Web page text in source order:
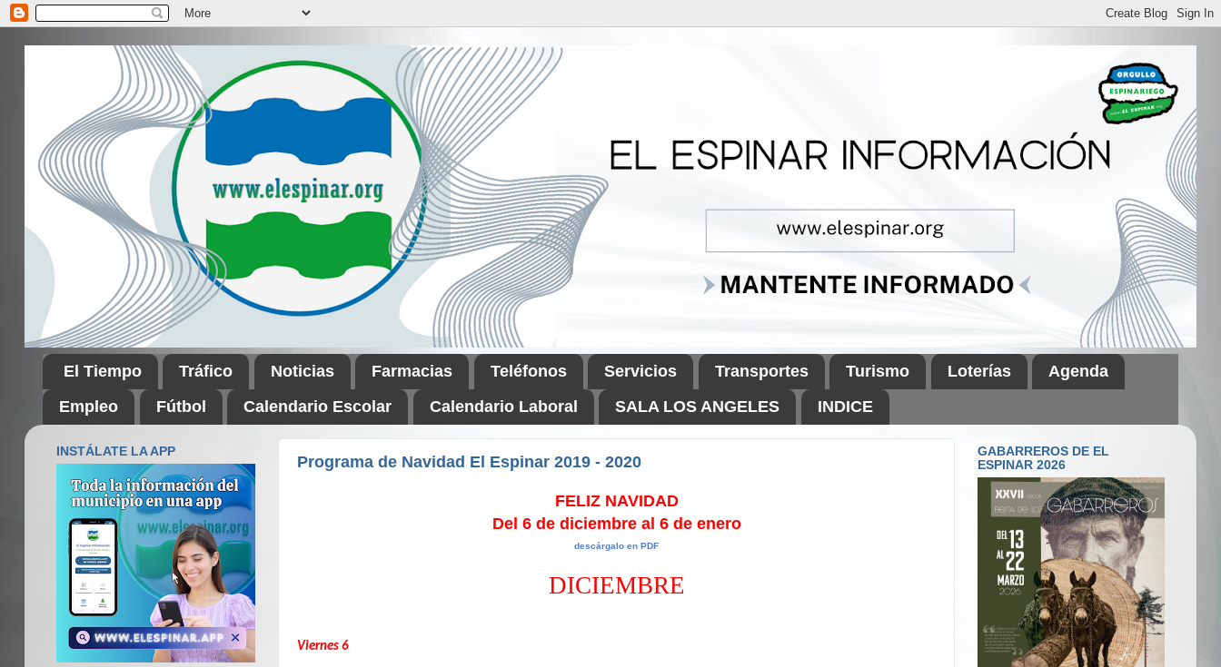
El Tiempo Tráfico Noticias Farmacias Teléfonos Servicios Transportes Turismo Loterías
Agenda
Empleo
Fútbol Calendario Escolar Calendario Laboral SALA LOS ANGELES INDICE
Programa de Navidad El Espinar 2019 - 2020
FELIZ NAVIDAD
Del 6 de diciembre al 6 de enero
descárgalo en PDF
DICIEMBRE
Viernes 6
INSTÁLATE LA APP
GABARREROS DE EL
ESPINAR 2026